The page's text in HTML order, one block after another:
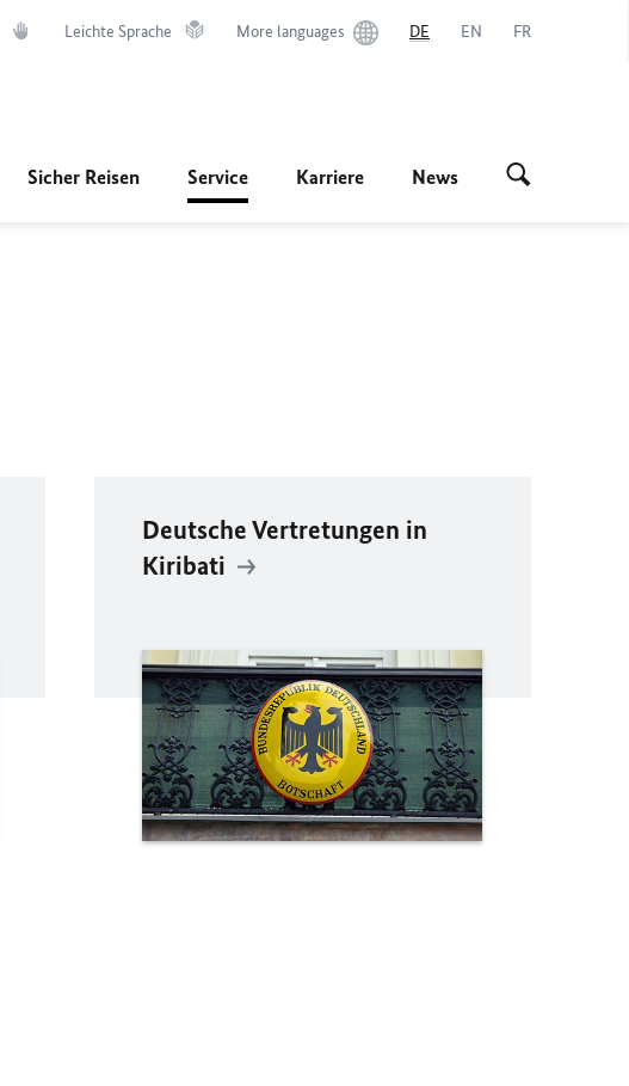
Leichte Sprache More languages DE EN FR
Sicher Reisen Service Karriere News
Deutsche Vertretungen in
Kiribati